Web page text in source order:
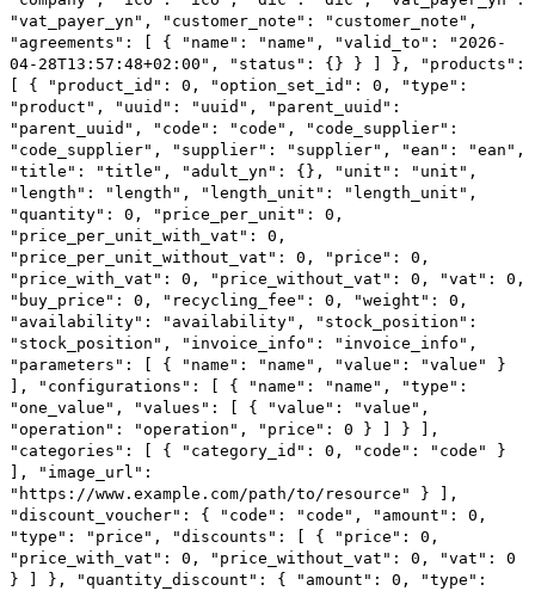
"vat_payer_yn" , "customer_note" : "customer_note" ,
"agreements" : [ { "name" : "name" , "valid_to" :
"2026-
04-28T13:57:48+02:00" , "status" : {} } }, "products" :
{ "product_id" : 0 , "option_set_id" : 0 , "type" :
"product" , "uuid" : "uuid" , "parent_uuid" :
"parent_uuid" , "code" : "code" , "code_supplier" :
"code_supplier" , "supplier" : "supplier" , "ean" : "ean" ,
"title" : "title" , "adult_yn" : {}, "unit" : "unit" ,
"length" : "length" , "length_unit" : "length_unit" ,
"quantity" : 0 , "price_per_unit" : 0 ,
"price_per_unit_with_vat" : 0 ,
"price_per_unit_without_vat" : 0 , "price" : 0 ,
"price_with_vat" : 0 , "price_without_vat" : 0 , "vat" : 0 ,
"buy_price" : 0 , "recycling_fee" : 0 , "weight" : 0 ,
"availability" : "availability" , "stock_position" :
"stock_position" , "invoice_info" : "invoice_info" ,
"parameters" : [ { "name" : "name" , "value" : "value"
}
],
"configurations" : [ { "name" : "name" , "type" :
"one_value" , "values" : [ { "value" : "value" ,
"operation" : "operation" , "price" : 0 } }
],
"categories" : [ { "category_id" : 0 , "code" : "code"
}
],
"image_url" :
"https://www.example.com/path/to/resource"
}
],
"discount_voucher" : { "code" : "code" , "amount" : 0 ,
"type" : "price" , "discounts" : [ { "price" : 0 ,
"price_with_vat" : 0 , "price_without_vat" : 0 , "vat" : 0
}
}, "quantity_discount" : { "amount" : 0 , "type" :